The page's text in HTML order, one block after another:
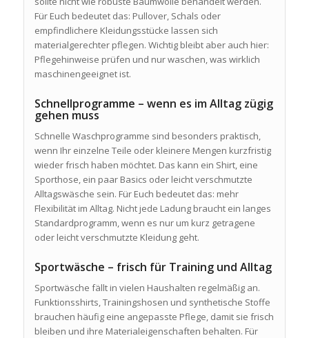
Für Euch bedeutet das: Pullover, Schals oder
empfindlichere Kleidungsstücke lassen sich
materialgerechter pflegen. Wichtig bleibt aber auch hier:
Pflegehinweise prüfen und nur waschen, was wirklich
maschinengeeignet ist.
Schnellprogramme – wenn es im Alltag zügig
gehen muss
Schnelle Waschprogramme sind besonders praktisch,
wenn Ihr einzelne Teile oder kleinere Mengen kurzfristig
wieder frisch haben möchtet. Das kann ein Shirt, eine
Sporthose, ein paar Basics oder leicht verschmutzte
Alltagswäsche sein. Für Euch bedeutet das: mehr
Flexibilität im Alltag. Nicht jede Ladung braucht ein langes
Standardprogramm, wenn es nur um kurz getragene
oder leicht verschmutzte Kleidung geht.
Sportwäsche – frisch für Training und Alltag
Sportwäsche fällt in vielen Haushalten regelmäßig an.
Funktionsshirts, Trainingshosen und synthetische Stoffe
brauchen häufig eine angepasste Pflege, damit sie frisch
bleiben und ihre Materialeigenschaften behalten. Für